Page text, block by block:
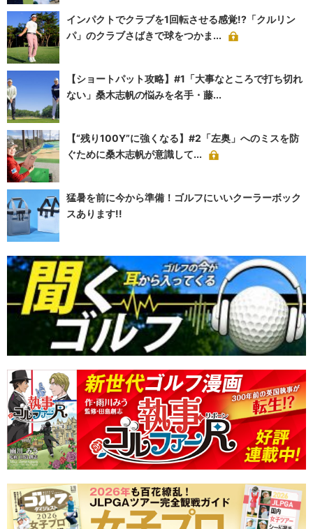
インパクトでクラブを1回転させる感覚!?「クルリン
パ」のクラブさばきで球をつかま...
【ショートパット攻略】#1「大事なところで打ち切れ
ない」桑木志帆の悩みを名手・藤...
【“残り100Y”に強くなる】#2「左奥」へのミスを防
ぐために桑木志帆が意識して...
猛暑を前に今から準備！ゴルフにいいクーラーボック
スあります!!